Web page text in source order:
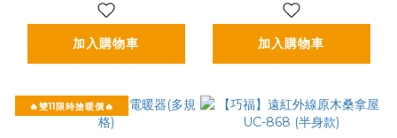
加入購物車 加入購物車
🔥雙11限時搶暖價🔥